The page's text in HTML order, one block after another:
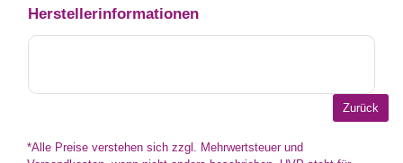
Herstellerinformationen
*Alle Preise verstehen sich zzgl. Mehrwertsteuer und